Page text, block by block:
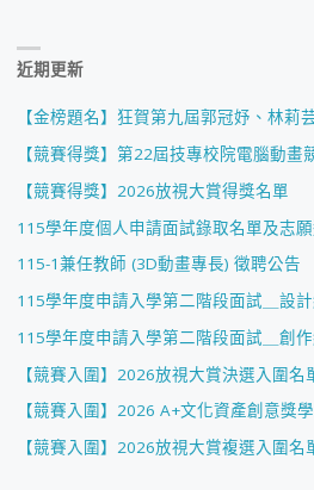
近期更新
【金榜題名】狂賀第九屆郭冠妤、林莉
【競賽得獎】第22屆技專校院電腦動畫
【競賽得獎】2026放視大賞得獎名單
115學年度個人申請面試錄取名單及志
115-1兼任教師 (3D動畫專長) 徵聘公告
115學年度申請入學第二階段面試＿設
115學年度申請入學第二階段面試＿創
【競賽入圍】2026放視大賞決選入圍名
【競賽入圍】2026 A+文化資產創意獎
【競賽入圍】2026放視大賞複選入圍名